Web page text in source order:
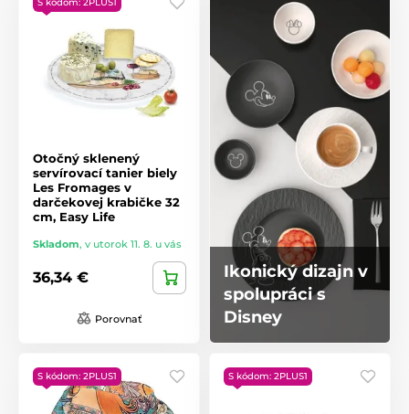
Otočný sklenený
servírovací tanier biely
Les Fromages v
darčekovej krabičke 32
cm, Easy Life
Skladom, v utorok 11. 8. u vás
36,34 €
Porovnať
Ikonický dizajn v
spolupráci s
Disney
S kódom: 2PLUS1 S kódom: 2PLUS1